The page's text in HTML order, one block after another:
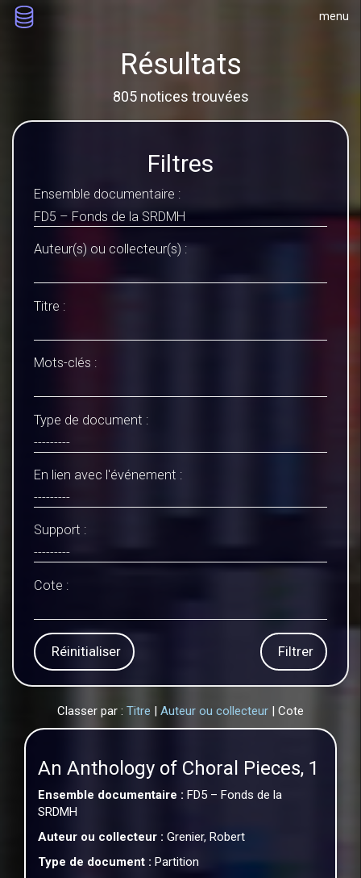
menu
Résultats
805 notices trouvées
Filtres
Ensemble documentaire :
Auteur(s) ou collecteur(s) :
Titre :
Mots-clés :
Type de document :
En lien avec l'événement :
Support :
Cote :
Filtrer
Réinitialiser
Classer par : Titre | Auteur ou collecteur | Cote
An Anthology of Choral Pieces, 1
Ensemble documentaire : FD5 – Fonds de la
SRDMH
Auteur ou collecteur : Grenier, Robert
Type de document : Partition